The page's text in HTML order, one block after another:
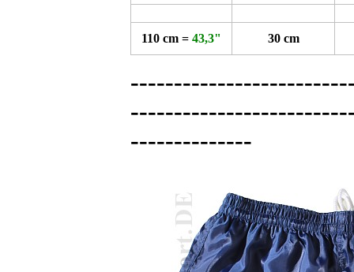
110 cm = 43,3" 30 cm
--------------